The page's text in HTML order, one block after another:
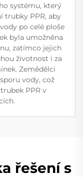
systému, který
trubky PPR, aby
po celé ploše
byla umožněna
zatímco jejich
životnost i za
Zemědělci
vody, což
PPR v
řešení s